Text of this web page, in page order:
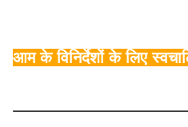
आम के विनिर्देशों के लिए